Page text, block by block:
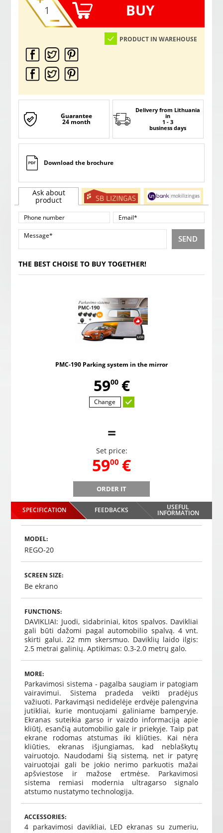
BUY
PRODUCT IN WAREHOUSE
Guarantee
24 month
Delivery from Lithuania
in
1 - 3
business days
Download the brochure
Ask about
product
SEND
THE BEST CHOISE TO BUY TOGETHER!
PMC-190 Parking system in the mirror
59,
00 €
Change
=
Set price:
59,
00 €
ORDER IT
PMC-190 Parking system in the mirror
59,
00 €
SPECIFICATION FEEDBACKS USEFUL
INFORMATION
MODEL:
REGO-20
SCREEN SIZE:
Be ekrano
FUNCTIONS:
DAVIKLIAI: Juodi, sidabriniai, kitos spalvos. Davikliai
gali būti dažomi pagal automobilio spalvą. 4 vnt.
skirti galui. 22 mm skersmuo. Daviklių laido ilgis:
2.5 metrai galinių. Aptikimas: 0.3-2.0 metrų galo.
MORE:
Parkavimosi sistema - pagalba saugiam ir patogiam
vairavimui. Sistema pradeda veikti pradėjus
važiuoti. Parkavimąsi nedidelėje erdvėje palengvina
jutikliai, kurie montuojami galiniame bamperyje.
Ekranas suteikia garso ir vaizdo informaciją apie
kliūtį, esančią automobilio gale ir priekyje. Taip pat
ekrane rodomas atstumas iki kliūties. Kai nėra
kliūties, ekranas išjungiamas, kad neblaškytų
vairuotojo. Naudodami šią sistemą, net ir patyrę
vairuotojai gali be jokio nerimo parkuotis mažai
apšviestose ir mažose ertmėse. Parkavimosi
sistema remiasi modernia ultragarso signalo
atstumo nustatymo technologija.
ACCESSORIES:
4 parkavimosi davikliai, LED ekranas su zumeriu,